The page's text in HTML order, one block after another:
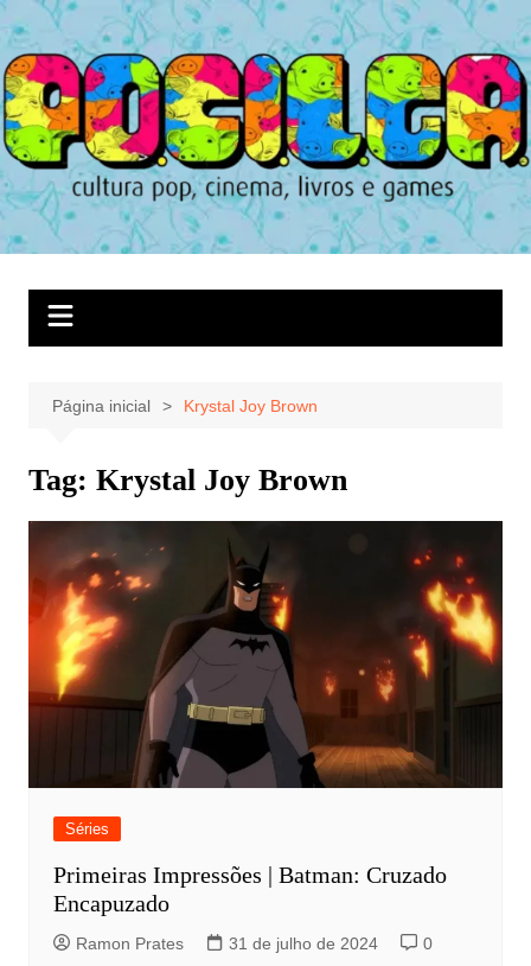
Ir
para
o
conteúdo
Página inicial Krystal Joy Brown
Tag: Krystal Joy Brown
Séries
Primeiras Impressões | Batman: Cruzado
Encapuzado
Ramon Prates 31 de julho de 2024 0